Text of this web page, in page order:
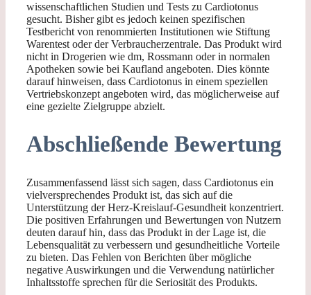
wissenschaftlichen Studien und Tests zu Cardiotonus
gesucht. Bisher gibt es jedoch keinen spezifischen
Testbericht von renommierten Institutionen wie Stiftung
Warentest oder der Verbraucherzentrale. Das Produkt wird
nicht in Drogerien wie dm, Rossmann oder in normalen
Apotheken sowie bei Kaufland angeboten. Dies könnte
darauf hinweisen, dass Cardiotonus in einem speziellen
Vertriebskonzept angeboten wird, das möglicherweise auf
eine gezielte Zielgruppe abzielt.
Abschließende Bewertung
Zusammenfassend lässt sich sagen, dass Cardiotonus ein
vielversprechendes Produkt ist, das sich auf die
Unterstützung der Herz-Kreislauf-Gesundheit konzentriert.
Die positiven Erfahrungen und Bewertungen von Nutzern
deuten darauf hin, dass das Produkt in der Lage ist, die
Lebensqualität zu verbessern und gesundheitliche Vorteile
zu bieten. Das Fehlen von Berichten über mögliche
negative Auswirkungen und die Verwendung natürlicher
Inhaltsstoffe sprechen für die Seriosität des Produkts.